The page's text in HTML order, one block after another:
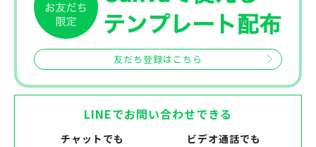
友だち登録はこちら
LINEでお問い合わせできる
チャットでも ビデオ通話でも